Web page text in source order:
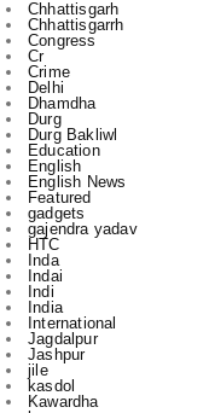
Chhattisgarh
Chhattisgarrh
Congress
Cr
Crime
Delhi
Dhamdha
Durg
Durg Bakliwl
Education
English
English News
Featured
gadgets
gajendra yadav
HTC
Inda
Indai
Indi
India
International
Jagdalpur
Jashpur
jile
kasdol
Kawardha